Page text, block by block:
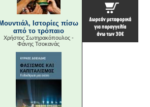
Μουντιάλ, Ιστορίες πίσω
από το τρόπαιο
Χρήστος Σωτηρακόπουλος -
Φάνης Τσοκανάς